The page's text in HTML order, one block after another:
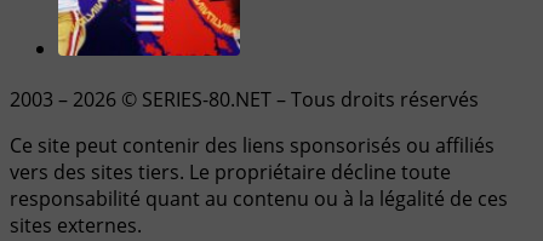
2003 – 2026 © SERIES-80.NET – Tous droits réservés
Ce site peut contenir des liens sponsorisés ou affiliés
vers des sites tiers. Le propriétaire décline toute
responsabilité quant au contenu ou à la légalité de ces
sites externes.